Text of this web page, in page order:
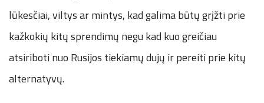
lūkesčiai, viltys ar mintys, kad galima būtų grįžti prie
kažkokių kitų sprendimų negu kad kuo greičiau
atsiriboti nuo Rusijos tiekiamų dujų ir pereiti prie kitų
alternatyvų.